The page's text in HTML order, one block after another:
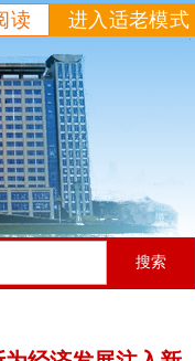
进入适老模式
读
搜索